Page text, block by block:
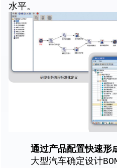
水平。
通过产品配置快速形
大型汽车确定设计BOM